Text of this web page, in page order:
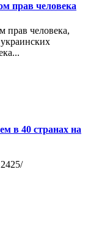
прав человека
человека,
в 40 странах на